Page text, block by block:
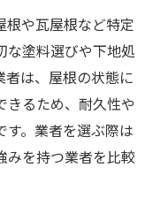
根や瓦屋根など特定
な塗料選びや下地処
は、屋根の状態に
きるため、耐久性や
す。業者を選ぶ際は
みを持つ業者を比較